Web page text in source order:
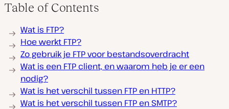
Table of Contents
Wat is FTP?
Hoe werkt FTP?
Zo gebruik je FTP voor bestandsoverdracht
Wat is een FTP client, en waarom heb je er een
nodig?
Wat is het verschil tussen FTP en HTTP?
Wat is het verschil tussen FTP en SMTP?